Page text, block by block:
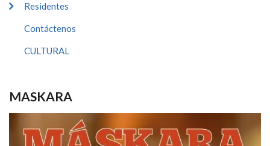
Residentes
Contáctenos
CULTURAL
MASKARA